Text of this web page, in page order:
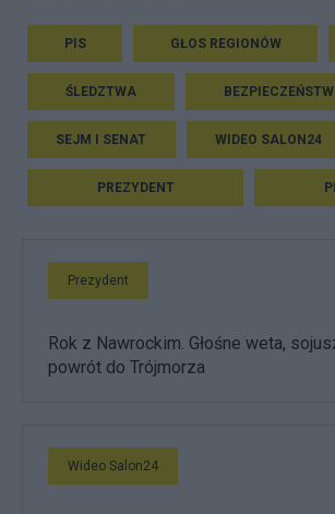
PIS GŁOS REGIONÓW
ŚLEDZTWA
SEJM I SENAT WIDEO SALON24
PREZYDENT
Prezydent
Rok z Nawrockim. Głośne weta,
powrót do Trójmorza
Wideo Salon24